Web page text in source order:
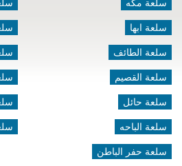
سلعة مكه
سلعة ابها
سلعة الطائف
سلعة القصيم
سلعة حائل
سلعة الباحه
سلعة حفر الباطن